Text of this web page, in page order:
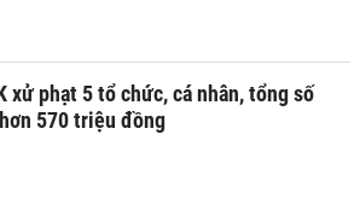
xử phạt 5 tổ chức, cá nhân, tổng số
570 triệu đồng